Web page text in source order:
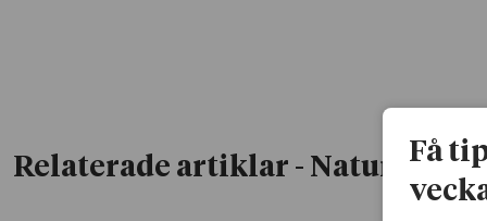
Relaterade artiklar - Natur &
Få